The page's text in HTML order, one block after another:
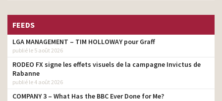
FEEDS
LGA MANAGEMENT – TIM HOLLOWAY pour Graff
publié le 5 août 2026
RODEO FX signe les effets visuels de la campagne Invictus de
Rabanne
publié le 4 août 2026
COMPANY 3 – What Has the BBC Ever Done for Me?